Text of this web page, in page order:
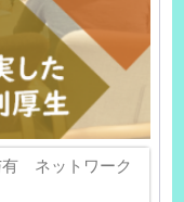
有 ネットワーク